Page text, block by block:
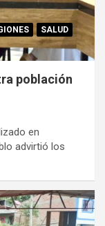
SALUD
población
en
advirtió los